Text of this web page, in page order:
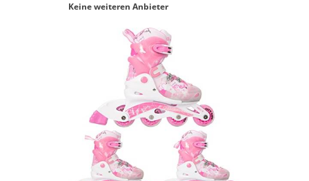
Keine weiteren Anbieter